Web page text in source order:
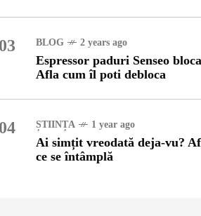
03 BLOG 2 years ago
Espressor paduri Senseo
Afla cum îl poti debloca
04 ȘTIINȚA 1 year ago
Ai simțit vreodată deja-vu?
ce se întâmplă
cum îl poti
1 year ago
de ce se întâmplă